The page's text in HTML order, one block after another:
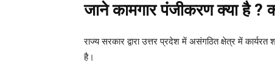
जाने कामगार पंजीकरण क्या है ?
राज्य सरकार द्वारा उत्तर प्रदेश में असंगठित क्षेत्र में
है।